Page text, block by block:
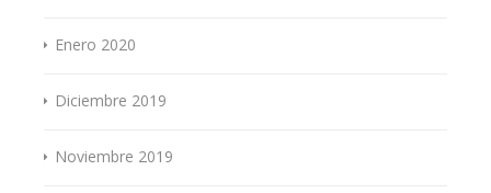
Enero 2020
Diciembre 2019
Noviembre 2019